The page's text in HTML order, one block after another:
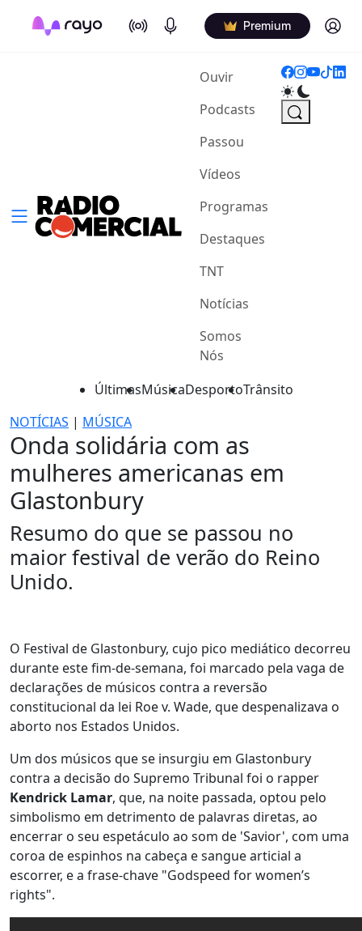
On Air Podcasts Premium Log in
Ouvir(current)
Podcasts
Passou
Vídeos
Programas
Destaques
TNT
Notícias
Somos
Nós
ÚltimasMúsicaDesportoTrânsito
NOTÍCIAS | MÚSICA
Onda solidária com as
mulheres americanas em
Glastonbury
Resumo do que se passou no
maior festival de verão do Reino
Unido.
O Festival de Glastonbury, cujo pico mediático decorreu
durante este fim-de-semana, foi marcado pela vaga de
declarações de músicos contra a reversão
constitucional da lei Roe v. Wade, que despenalizava o
aborto nos Estados Unidos.
Um dos músicos que se insurgiu em Glastonbury
contra a decisão do Supremo Tribunal foi o rapper
Kendrick Lamar, que, na noite passada, optou pelo
simbolismo em detrimento de palavras diretas, ao
encerrar o seu espetáculo ao som de 'Savior', com uma
coroa de espinhos na cabeça e sangue articial a
escorrer, e a frase-chave "Godspeed for women’s
rights".